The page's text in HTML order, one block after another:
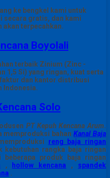
ke bengkel kami untuk
secara gratis, dan kami
akan terpecahkan.
Boyolali
terbaik Zinium (Zinc -
1,5 Si) yang ringan, kuat serta
dan kantor distribusi
Indonesia.
Solo
PT Kepuh Kencana Arum.
memproduksi bahanKanal Baja
reng baja ringan
kebutuhan rangka baja ringan
beberapa produk baja ringan
, hollow kencana , spandek
.